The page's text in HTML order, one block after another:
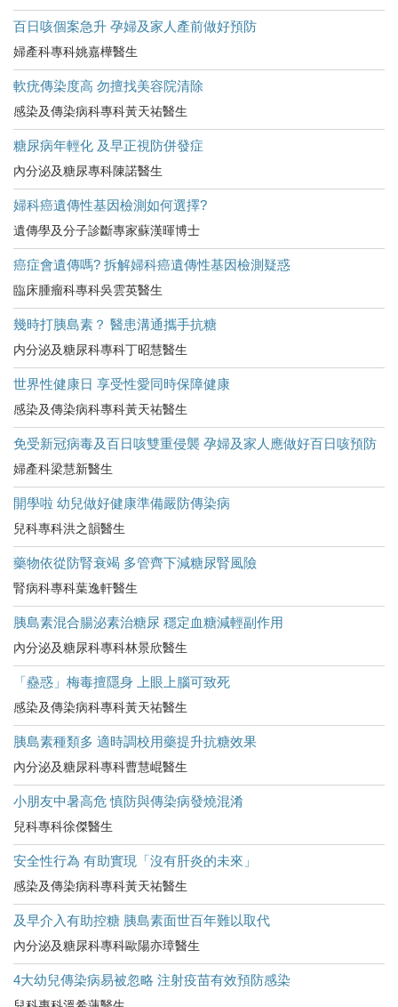
百日咳個案急升 孕婦及家人產前做好預防
婦產科專科姚嘉樺醫生
軟疣傳染度高 勿擅找美容院清除
感染及傳染病科專科黃天祐醫生
糖尿病年輕化 及早正視防併發症
內分泌及糖尿專科陳諾醫生
婦科癌遺傳性基因檢測如何選擇?
遺傳學及分子診斷專家蘇漢暉博士
癌症會遺傳嗎? 拆解婦科癌遺傳性基因檢測疑惑
臨床腫瘤科專科吳雲英醫生
幾時打胰島素？ 醫患溝通攜手抗糖
内分泌及糖尿科專科丁昭慧醫生
世界性健康日 享受性愛同時保障健康
感染及傳染病科專科黃天祐醫生
免受新冠病毒及百日咳雙重侵襲 孕婦及家人應做好百日咳預防
婦產科梁慧新醫生
開學啦 幼兒做好健康準備嚴防傳染病
兒科專科洪之韻醫生
藥物依從防腎衰竭 多管齊下減糖尿腎風險
腎病科專科葉逸軒醫生
胰島素混合腸泌素治糖尿 穩定血糖減輕副作用
內分泌及糖尿科專科林景欣醫生
「蠱惑」梅毒擅隱身 上眼上腦可致死
感染及傳染病科專科黃天祐醫生
胰島素種類多 適時調校用藥提升抗糖效果
內分泌及糖尿科專科曹慧崐醫生
小朋友中暑高危​ 慎防與傳染病發燒混淆
兒科專科徐傑醫生
安全性行為 有助實現「沒有肝炎的未來」
感染及傳染病科專科黃天祐醫生
及早介入有助控糖 胰島素面世百年難以取代
內分泌及糖尿科專科歐陽亦璋醫生
4大幼兒傳染病易被忽略 注射疫苗有效預防感染